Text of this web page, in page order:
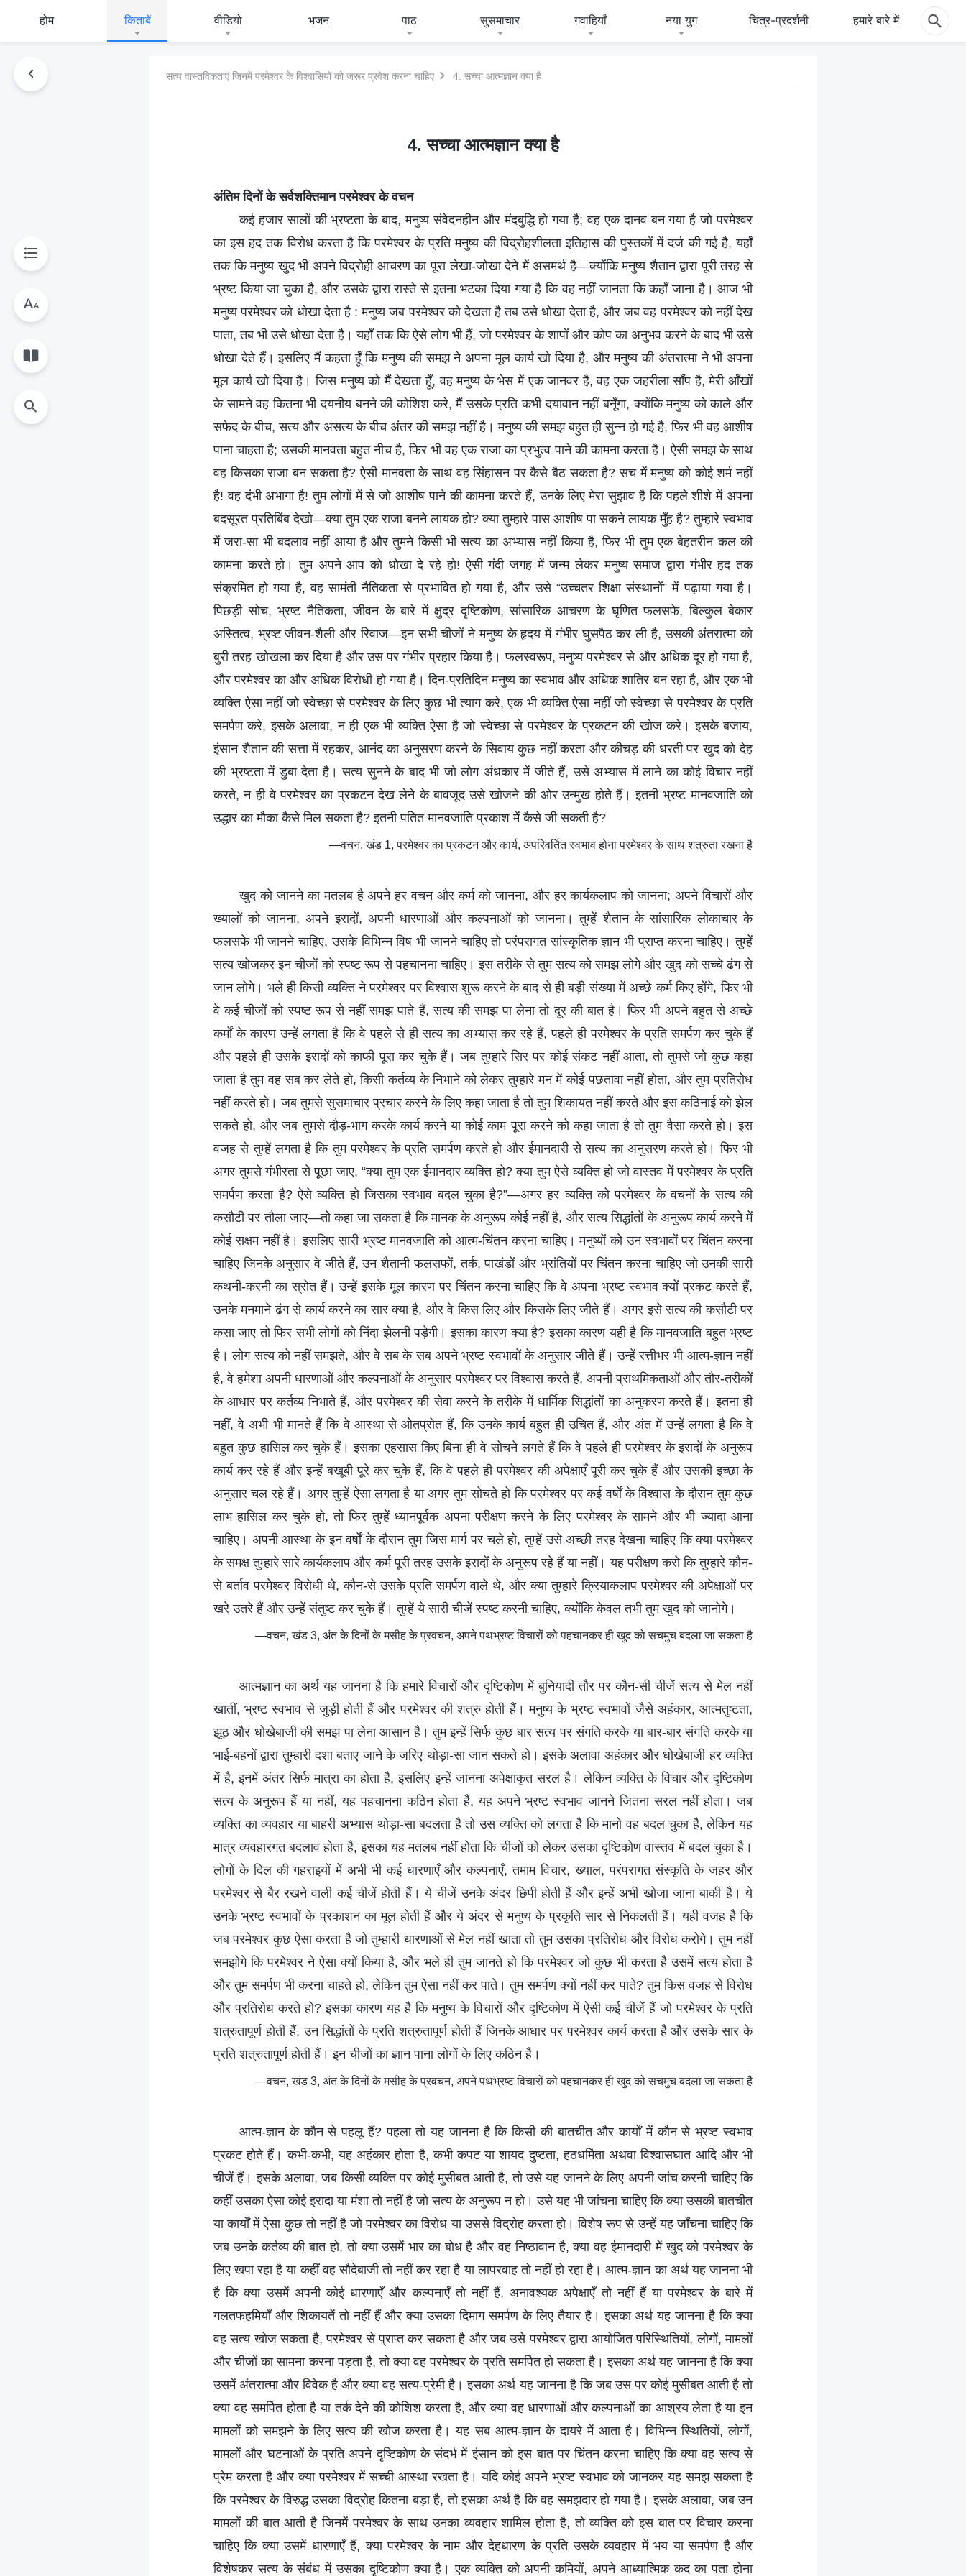
होम किताबें वीडियो भजन पाठ सुसमाचार गवाहियाँ नया युग चित्र-प्रदर्शनी हमारे बारे में
सत्य वास्तविकताएं जिनमें परमेश्वर के विश्वासियों को जरूर प्रवेश करना चाहिए 4. सच्चा आत्मज्ञान क्या है
4. सच्चा आत्मज्ञान क्या है
अंतिम दिनों के सर्वशक्तिमान परमेश्वर के वचन
कई हजार सालों की भ्रष्टता के बाद, मनुष्य संवेदनहीन और मंदबुद्धि हो गया है; वह एक दानव बन गया है जो परमेश्वर
का इस हद तक विरोध करता है कि परमेश्वर के प्रति मनुष्य की विद्रोहशीलता इतिहास की पुस्तकों में दर्ज की गई है, यहाँ
तक कि मनुष्य खुद भी अपने विद्रोही आचरण का पूरा लेखा-जोखा देने में असमर्थ है—क्योंकि मनुष्य शैतान द्वारा पूरी तरह से
भ्रष्ट किया जा चुका है, और उसके द्वारा रास्ते से इतना भटका दिया गया है कि वह नहीं जानता कि कहाँ जाना है। आज भी
मनुष्य परमेश्वर को धोखा देता है : मनुष्य जब परमेश्वर को देखता है तब उसे धोखा देता है, और जब वह परमेश्वर को नहीं देख
पाता, तब भी उसे धोखा देता है। यहाँ तक कि ऐसे लोग भी हैं, जो परमेश्वर के शापों और कोप का अनुभव करने के बाद भी उसे
धोखा देते हैं। इसलिए मैं कहता हूँ कि मनुष्य की समझ ने अपना मूल कार्य खो दिया है, और मनुष्य की अंतरात्मा ने भी अपना
मूल कार्य खो दिया है। जिस मनुष्य को मैं देखता हूँ, वह मनुष्य के भेस में एक जानवर है, वह एक जहरीला साँप है, मेरी आँखों
के सामने वह कितना भी दयनीय बनने की कोशिश करे, मैं उसके प्रति कभी दयावान नहीं बनूँगा, क्योंकि मनुष्य को काले और
सफेद के बीच, सत्य और असत्य के बीच अंतर की समझ नहीं है। मनुष्य की समझ बहुत ही सुन्न हो गई है, फिर भी वह आशीष
पाना चाहता है; उसकी मानवता बहुत नीच है, फिर भी वह एक राजा का प्रभुत्व पाने की कामना करता है। ऐसी समझ के साथ
वह किसका राजा बन सकता है? ऐसी मानवता के साथ वह सिंहासन पर कैसे बैठ सकता है? सच में मनुष्य को कोई शर्म नहीं
है! वह दंभी अभागा है! तुम लोगों में से जो आशीष पाने की कामना करते हैं, उनके लिए मेरा सुझाव है कि पहले शीशे में अपना
बदसूरत प्रतिबिंब देखो—क्या तुम एक राजा बनने लायक हो? क्या तुम्हारे पास आशीष पा सकने लायक मुँह है? तुम्हारे स्वभाव
में जरा-सा भी बदलाव नहीं आया है और तुमने किसी भी सत्य का अभ्यास नहीं किया है, फिर भी तुम एक बेहतरीन कल की
कामना करते हो। तुम अपने आप को धोखा दे रहे हो! ऐसी गंदी जगह में जन्म लेकर मनुष्य समाज द्वारा गंभीर हद तक
संक्रमित हो गया है, वह सामंती नैतिकता से प्रभावित हो गया है, और उसे “उच्चतर शिक्षा संस्थानों” में पढ़ाया गया है।
पिछड़ी सोच, भ्रष्ट नैतिकता, जीवन के बारे में क्षुद्र दृष्टिकोण, सांसारिक आचरण के घृणित फलसफे, बिल्कुल बेकार
अस्तित्व, भ्रष्ट जीवन-शैली और रिवाज—इन सभी चीजों ने मनुष्य के हृदय में गंभीर घुसपैठ कर ली है, उसकी अंतरात्मा को
बुरी तरह खोखला कर दिया है और उस पर गंभीर प्रहार किया है। फलस्वरूप, मनुष्य परमेश्वर से और अधिक दूर हो गया है,
और परमेश्वर का और अधिक विरोधी हो गया है। दिन-प्रतिदिन मनुष्य का स्वभाव और अधिक शातिर बन रहा है, और एक भी
व्यक्ति ऐसा नहीं जो स्वेच्छा से परमेश्वर के लिए कुछ भी त्याग करे, एक भी व्यक्ति ऐसा नहीं जो स्वेच्छा से परमेश्वर के प्रति
समर्पण करे, इसके अलावा, न ही एक भी व्यक्ति ऐसा है जो स्वेच्छा से परमेश्वर के प्रकटन की खोज करे। इसके बजाय,
इंसान शैतान की सत्ता में रहकर, आनंद का अनुसरण करने के सिवाय कुछ नहीं करता और कीचड़ की धरती पर खुद को देह
की भ्रष्टता में डुबा देता है। सत्य सुनने के बाद भी जो लोग अंधकार में जीते हैं, उसे अभ्यास में लाने का कोई विचार नहीं
करते, न ही वे परमेश्वर का प्रकटन देख लेने के बावजूद उसे खोजने की ओर उन्मुख होते हैं। इतनी भ्रष्ट मानवजाति को
उद्धार का मौका कैसे मिल सकता है? इतनी पतित मानवजाति प्रकाश में कैसे जी सकती है?
—वचन, खंड 1, परमेश्वर का प्रकटन और कार्य, अपरिवर्तित स्वभाव होना परमेश्वर के साथ शत्रुता रखना है
खुद को जानने का मतलब है अपने हर वचन और कर्म को जानना, और हर कार्यकलाप को जानना; अपने विचारों और
ख्यालों को जानना, अपने इरादों, अपनी धारणाओं और कल्पनाओं को जानना। तुम्हें शैतान के सांसारिक लोकाचार के
फलसफे भी जानने चाहिए, उसके विभिन्न विष भी जानने चाहिए तो परंपरागत सांस्कृतिक ज्ञान भी प्राप्त करना चाहिए। तुम्हें
सत्य खोजकर इन चीजों को स्पष्ट रूप से पहचानना चाहिए। इस तरीके से तुम सत्य को समझ लोगे और खुद को सच्चे ढंग से
जान लोगे। भले ही किसी व्यक्ति ने परमेश्वर पर विश्वास शुरू करने के बाद से ही बड़ी संख्या में अच्छे कर्म किए होंगे, फिर भी
वे कई चीजों को स्पष्ट रूप से नहीं समझ पाते हैं, सत्य की समझ पा लेना तो दूर की बात है। फिर भी अपने बहुत से अच्छे
कर्मों के कारण उन्हें लगता है कि वे पहले से ही सत्य का अभ्यास कर रहे हैं, पहले ही परमेश्वर के प्रति समर्पण कर चुके हैं
और पहले ही उसके इरादों को काफी पूरा कर चुके हैं। जब तुम्हारे सिर पर कोई संकट नहीं आता, तो तुमसे जो कुछ कहा
जाता है तुम वह सब कर लेते हो, किसी कर्तव्य के निभाने को लेकर तुम्हारे मन में कोई पछतावा नहीं होता, और तुम प्रतिरोध
नहीं करते हो। जब तुमसे सुसमाचार प्रचार करने के लिए कहा जाता है तो तुम शिकायत नहीं करते और इस कठिनाई को झेल
सकते हो, और जब तुमसे दौड़-भाग करके कार्य करने या कोई काम पूरा करने को कहा जाता है तो तुम वैसा करते हो। इस
वजह से तुम्हें लगता है कि तुम परमेश्वर के प्रति समर्पण करते हो और ईमानदारी से सत्य का अनुसरण करते हो। फिर भी
अगर तुमसे गंभीरता से पूछा जाए, “क्या तुम एक ईमानदार व्यक्ति हो? क्या तुम ऐसे व्यक्ति हो जो वास्तव में परमेश्वर के प्रति
समर्पण करता है? ऐसे व्यक्ति हो जिसका स्वभाव बदल चुका है?”—अगर हर व्यक्ति को परमेश्वर के वचनों के सत्य की
कसौटी पर तौला जाए—तो कहा जा सकता है कि मानक के अनुरूप कोई नहीं है, और सत्य सिद्धांतों के अनुरूप कार्य करने में
कोई सक्षम नहीं है। इसलिए सारी भ्रष्ट मानवजाति को आत्म-चिंतन करना चाहिए। मनुष्यों को उन स्वभावों पर चिंतन करना
चाहिए जिनके अनुसार वे जीते हैं, उन शैतानी फलसफों, तर्क, पाखंडों और भ्रांतियों पर चिंतन करना चाहिए जो उनकी सारी
कथनी-करनी का स्रोत हैं। उन्हें इसके मूल कारण पर चिंतन करना चाहिए कि वे अपना भ्रष्ट स्वभाव क्यों प्रकट करते हैं,
उनके मनमाने ढंग से कार्य करने का सार क्या है, और वे किस लिए और किसके लिए जीते हैं। अगर इसे सत्य की कसौटी पर
कसा जाए तो फिर सभी लोगों को निंदा झेलनी पड़ेगी। इसका कारण क्या है? इसका कारण यही है कि मानवजाति बहुत भ्रष्ट
है। लोग सत्य को नहीं समझते, और वे सब के सब अपने भ्रष्ट स्वभावों के अनुसार जीते हैं। उन्हें रत्तीभर भी आत्म-ज्ञान नहीं
है, वे हमेशा अपनी धारणाओं और कल्पनाओं के अनुसार परमेश्वर पर विश्वास करते हैं, अपनी प्राथमिकताओं और तौर-तरीकों
के आधार पर कर्तव्य निभाते हैं, और परमेश्वर की सेवा करने के तरीके में धार्मिक सिद्धांतों का अनुकरण करते हैं। इतना ही
नहीं, वे अभी भी मानते हैं कि वे आस्था से ओतप्रोत हैं, कि उनके कार्य बहुत ही उचित हैं, और अंत में उन्हें लगता है कि वे
बहुत कुछ हासिल कर चुके हैं। इसका एहसास किए बिना ही वे सोचने लगते हैं कि वे पहले ही परमेश्वर के इरादों के अनुरूप
कार्य कर रहे हैं और इन्हें बखूबी पूरे कर चुके हैं, कि वे पहले ही परमेश्वर की अपेक्षाएँ पूरी कर चुके हैं और उसकी इच्छा के
अनुसार चल रहे हैं। अगर तुम्हें ऐसा लगता है या अगर तुम सोचते हो कि परमेश्वर पर कई वर्षों के विश्वास के दौरान तुम कुछ
लाभ हासिल कर चुके हो, तो फिर तुम्हें ध्यानपूर्वक अपना परीक्षण करने के लिए परमेश्वर के सामने और भी ज्यादा आना
चाहिए। अपनी आस्था के इन वर्षों के दौरान तुम जिस मार्ग पर चले हो, तुम्हें उसे अच्छी तरह देखना चाहिए कि क्या परमेश्वर
के समक्ष तुम्हारे सारे कार्यकलाप और कर्म पूरी तरह उसके इरादों के अनुरूप रहे हैं या नहीं। यह परीक्षण करो कि तुम्हारे कौन-
से बर्ताव परमेश्वर विरोधी थे, कौन-से उसके प्रति समर्पण वाले थे, और क्या तुम्हारे क्रियाकलाप परमेश्वर की अपेक्षाओं पर
खरे उतरे हैं और उन्हें संतुष्ट कर चुके हैं। तुम्हें ये सारी चीजें स्पष्ट करनी चाहिए, क्योंकि केवल तभी तुम खुद को जानोगे।
—वचन, खंड 3, अंत के दिनों के मसीह के प्रवचन, अपने पथभ्रष्‍ट विचारों को पहचानकर ही खुद को सचमुच बदला जा सकता है
आत्मज्ञान का अर्थ यह जानना है कि हमारे विचारों और दृष्टिकोण में बुनियादी तौर पर कौन-सी चीजें सत्य से मेल नहीं
खातीं, भ्रष्ट स्वभाव से जुड़ी होती हैं और परमेश्वर की शत्रु होती हैं। मनुष्य के भ्रष्ट स्वभावों जैसे अहंकार, आत्मतुष्टता,
झूठ और धोखेबाजी की समझ पा लेना आसान है। तुम इन्हें सिर्फ कुछ बार सत्य पर संगति करके या बार-बार संगति करके या
भाई-बहनों द्वारा तुम्हारी दशा बताए जाने के जरिए थोड़ा-सा जान सकते हो। इसके अलावा अहंकार और धोखेबाजी हर व्यक्ति
में है, इनमें अंतर सिर्फ मात्रा का होता है, इसलिए इन्हें जानना अपेक्षाकृत सरल है। लेकिन व्यक्ति के विचार और दृष्टिकोण
सत्य के अनुरूप हैं या नहीं, यह पहचानना कठिन होता है, यह अपने भ्रष्ट स्वभाव जानने जितना सरल नहीं होता। जब
व्यक्ति का व्यवहार या बाहरी अभ्यास थोड़ा-सा बदलता है तो उस व्यक्ति को लगता है कि मानो वह बदल चुका है, लेकिन यह
मात्र व्यवहारगत बदलाव होता है, इसका यह मतलब नहीं होता कि चीजों को लेकर उसका दृष्टिकोण वास्तव में बदल चुका है।
लोगों के दिल की गहराइयों में अभी भी कई धारणाएँ और कल्पनाएँ, तमाम विचार, ख्याल, परंपरागत संस्कृति के जहर और
परमेश्वर से बैर रखने वाली कई चीजें होती हैं। ये चीजें उनके अंदर छिपी होती हैं और इन्हें अभी खोजा जाना बाकी है। ये
उनके भ्रष्ट स्वभावों के प्रकाशन का मूल होती हैं और ये अंदर से मनुष्य के प्रकृति सार से निकलती हैं। यही वजह है कि
जब परमेश्वर कुछ ऐसा करता है जो तुम्हारी धारणाओं से मेल नहीं खाता तो तुम उसका प्रतिरोध और विरोध करोगे। तुम नहीं
समझोगे कि परमेश्वर ने ऐसा क्यों किया है, और भले ही तुम जानते हो कि परमेश्वर जो कुछ भी करता है उसमें सत्य होता है
और तुम समर्पण भी करना चाहते हो, लेकिन तुम ऐसा नहीं कर पाते। तुम समर्पण क्यों नहीं कर पाते? तुम किस वजह से विरोध
और प्रतिरोध करते हो? इसका कारण यह है कि मनुष्य के विचारों और दृष्टिकोण में ऐसी कई चीजें हैं जो परमेश्वर के प्रति
शत्रुतापूर्ण होती हैं, उन सिद्धांतों के प्रति शत्रुतापूर्ण होती हैं जिनके आधार पर परमेश्वर कार्य करता है और उसके सार के
प्रति शत्रुतापूर्ण होती हैं। इन चीजों का ज्ञान पाना लोगों के लिए कठिन है।
—वचन, खंड 3, अंत के दिनों के मसीह के प्रवचन, अपने पथभ्रष्‍ट विचारों को पहचानकर ही खुद को सचमुच बदला जा सकता है
आत्म-ज्ञान के कौन से पहलू हैं? पहला तो यह जानना है कि किसी की बातचीत और कार्यों में कौन से भ्रष्ट स्वभाव
प्रकट होते हैं। कभी-कभी, यह अहंकार होता है, कभी कपट या शायद दुष्टता, हठधर्मिता अथवा विश्वासघात आदि और भी
चीजें हैं। इसके अलावा, जब किसी व्यक्ति पर कोई मुसीबत आती है, तो उसे यह जानने के लिए अपनी जांच करनी चाहिए कि
कहीं उसका ऐसा कोई इरादा या मंशा तो नहीं है जो सत्य के अनुरूप न हो। उसे यह भी जांचना चाहिए कि क्या उसकी बातचीत
या कार्यों में ऐसा कुछ तो नहीं है जो परमेश्वर का विरोध या उससे विद्रोह करता हो। विशेष रूप से उन्हें यह जाँचना चाहिए कि
जब उनके कर्तव्य की बात हो, तो क्या उसमें भार का बोध है और वह निष्ठावान है, क्या वह ईमानदारी में खुद को परमेश्वर के
लिए खपा रहा है या कहीं वह सौदेबाजी तो नहीं कर रहा है या लापरवाह तो नहीं हो रहा है। आत्म-ज्ञान का अर्थ यह जानना भी
है कि क्या उसमें अपनी कोई धारणाएँ और कल्पनाएँ तो नहीं हैं, अनावश्यक अपेक्षाएँ तो नहीं हैं या परमेश्वर के बारे में
गलतफहमियाँ और शिकायतें तो नहीं हैं और क्या उसका दिमाग समर्पण के लिए तैयार है। इसका अर्थ यह जानना है कि क्या
वह सत्य खोज सकता है, परमेश्वर से प्राप्त कर सकता है और जब उसे परमेश्वर द्वारा आयोजित परिस्थितियों, लोगों, मामलों
और चीजों का सामना करना पड़ता है, तो क्या वह परमेश्वर के प्रति समर्पित हो सकता है। इसका अर्थ यह जानना है कि क्या
उसमें अंतरात्मा और विवेक है और क्या वह सत्य-प्रेमी है। इसका अर्थ यह जानना है कि जब उस पर कोई मुसीबत आती है तो
क्या वह समर्पित होता है या तर्क देने की कोशिश करता है, और क्या वह धारणाओं और कल्पनाओं का आश्रय लेता है या इन
मामलों को समझने के लिए सत्य की खोज करता है। यह सब आत्म-ज्ञान के दायरे में आता है। विभिन्न स्थितियों, लोगों,
मामलों और घटनाओं के प्रति अपने दृष्टिकोण के संदर्भ में इंसान को इस बात पर चिंतन करना चाहिए कि क्या वह सत्य से
प्रेम करता है और क्या परमेश्वर में सच्ची आस्था रखता है। यदि कोई अपने भ्रष्ट स्वभाव को जानकर यह समझ सकता है
कि परमेश्वर के विरुद्ध उसका विद्रोह कितना बड़ा है, तो इसका अर्थ है कि वह समझदार हो गया है। इसके अलावा, जब उन
मामलों की बात आती है जिनमें परमेश्वर के साथ उनका व्यवहार शामिल होता है, तो व्यक्ति को इस बात पर विचार करना
चाहिए कि क्या उसमें धारणाएँ हैं, क्या परमेश्वर के नाम और देहधारण के प्रति उसके व्यवहार में भय या समर्पण है और
विशेषकर सत्य के संबंध में उसका दृष्टिकोण क्या है। एक व्यक्ति को अपनी कमियों, अपने आध्यात्मिक कद का पता होना